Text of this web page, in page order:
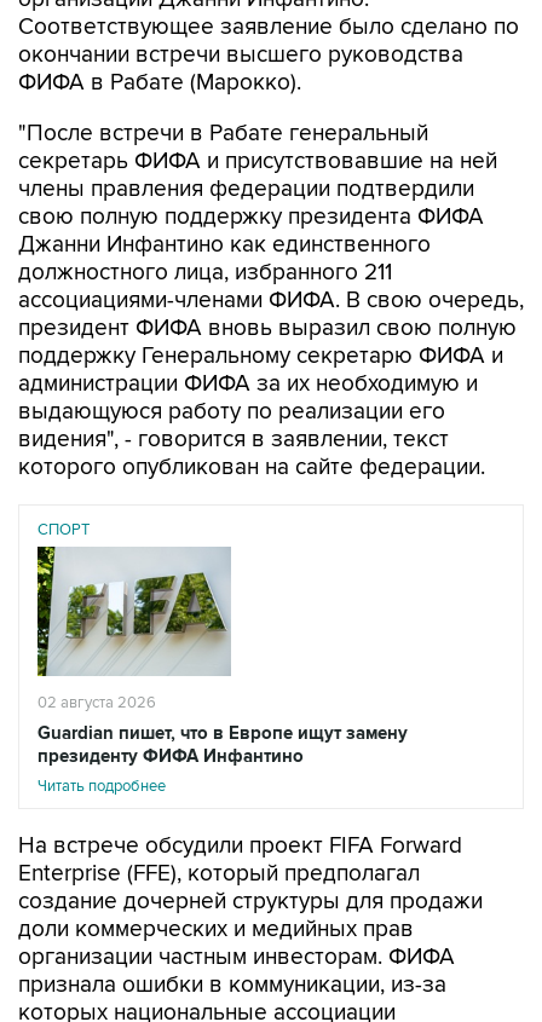
Соответствующее заявление было сделано по
окончании встречи высшего руководства
ФИФА в Рабате (Марокко).
"После встречи в Рабате генеральный
секретарь ФИФА и присутствовавшие на ней
члены правления федерации подтвердили
свою полную поддержку президента ФИФА
Джанни Инфантино как единственного
должностного лица, избранного 211
ассоциациями-членами ФИФА. В свою очередь,
президент ФИФА вновь выразил свою полную
поддержку Генеральному секретарю ФИФА и
администрации ФИФА за их необходимую и
выдающуюся работу по реализации его
видения", - говорится в заявлении, текст
которого опубликован на сайте федерации.
СПОРТ
02 августа 2026
Guardian пишет, что в Европе ищут замену
президенту ФИФА Инфантино
Читать подробнее
На встрече обсудили проект FIFA Forward
Enterprise (FFE), который предполагал
создание дочерней структуры для продажи
доли коммерческих и медийных прав
организации частным инвесторам. ФИФА
признала ошибки в коммуникации, из-за
которых национальные ассоциации